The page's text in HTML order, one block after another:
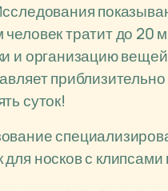
тратит до 20
и организацию
суток!
носков с клипсами